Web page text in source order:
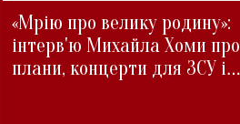
«Мрію про велику родину»:
інтерв'ю Михайла Хоми про
плани, концерти для ЗСУ і